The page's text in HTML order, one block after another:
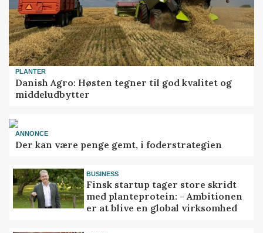
PLANTER
Danish Agro: Høsten tegner til god kvalitet og
middeludbytter
ANNONCE
Der kan være penge gemt, i foderstrategien
BUSINESS
Finsk startup tager store skridt
med planteprotein: - Ambitionen
er at blive en global virksomhed